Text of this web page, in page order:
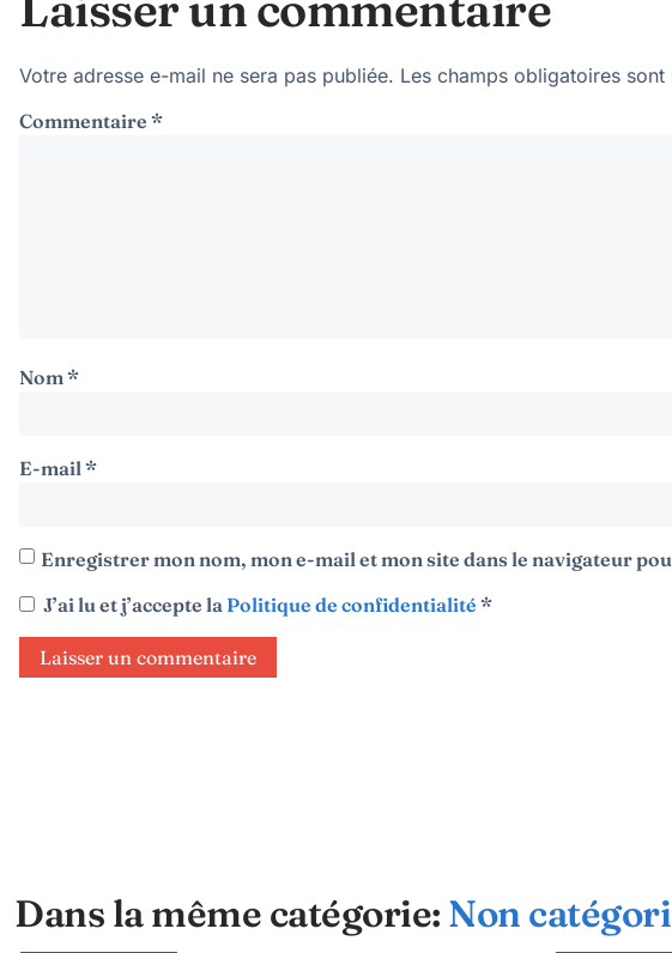
Votre adresse e-mail ne sera pas publiée. Les champs obligatoires sont
Commentaire *
Nom *
E-mail *
Enregistrer mon nom, mon e-mail et mon site dans le navigateur
J’ai lu et j’accepte la Politique de confidentialité *
Dans la même catégorie: Non